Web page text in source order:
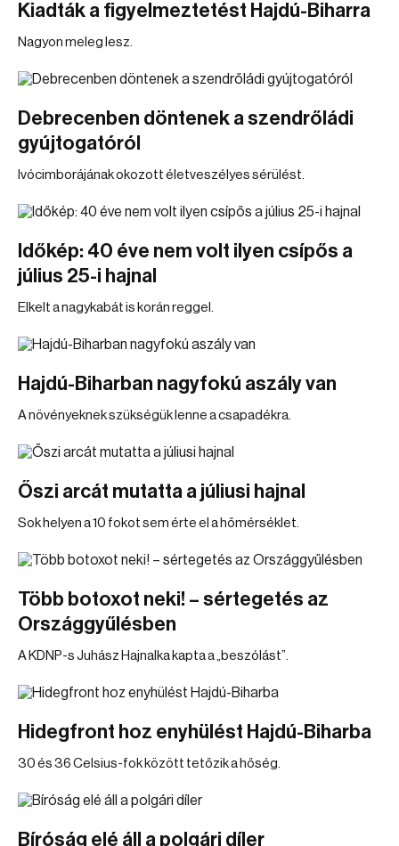
Kiadták a figyelmeztetést Hajdú-Biharra
Nagyon meleg lesz.
Debrecenben döntenek a szendrőládi
gyújtogatóról
Ivócimborájának okozott életveszélyes sérülést.
Időkép: 40 éve nem volt ilyen csípős a
július 25-i hajnal
Elkelt a nagykabát is korán reggel.
Hajdú-Biharban nagyfokú aszály van
A növényeknek szükségük lenne a csapadékra.
Őszi arcát mutatta a júliusi hajnal
Sok helyen a 10 fokot sem érte el a hőmérséklet.
Több botoxot neki! – sértegetés az
Országgyűlésben
A KDNP-s Juhász Hajnalka kapta a „beszólást”.
Hidegfront hoz enyhülést Hajdú-Biharba
30 és 36 Celsius-fok között tetőzik a hőség.
Bíróság elé áll a polgári díler